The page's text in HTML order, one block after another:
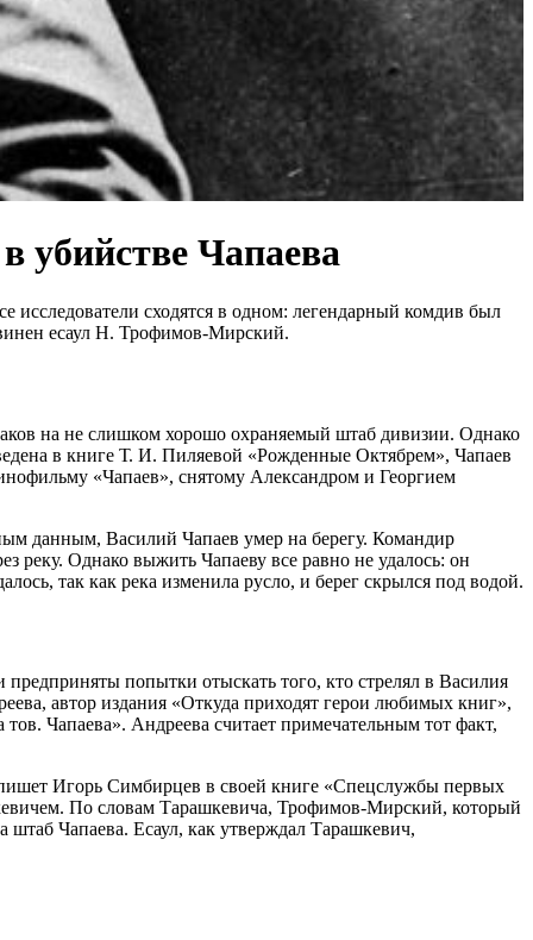
убийстве Чапаева
исследователи сходятся в одном: легендарный комдив был
есаул Н. Трофимов-Мирский.
на не слишком хорошо охраняемый штаб дивизии. Однако
в книге Т. И. Пиляевой «Рожденные Октябрем», Чапаев
«Чапаев», снятому Александром и Георгием
данным, Василий Чапаев умер на берегу. Командир
реку. Однако выжить Чапаеву все равно не удалось: он
так как река изменила русло, и берег скрылся под водой.
попытки отыскать того, кто стрелял в Василия
автор издания «Откуда приходят герои любимых книг»,
Чапаева». Андреева считает примечательным тот факт,
Игорь Симбирцев в своей книге «Спецслужбы первых
По словам Тарашкевича, Трофимов-Мирский, который
штаб Чапаева. Есаул, как утверждал Тарашкевич,